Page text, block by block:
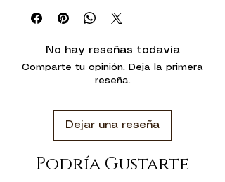
No hay reseñas todavía
Comparte tu opinión. Deja la primera
reseña.
Dejar una reseña
Podría Gustarte